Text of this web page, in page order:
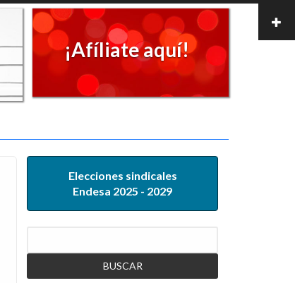
¡Afíliate aquí!
Elecciones sindicales
Endesa 2025 - 2029